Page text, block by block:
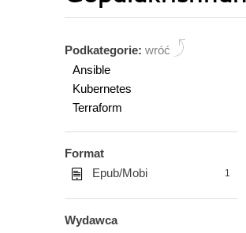
Podkategorie: wróć
Ansible
Kubernetes
Terraform
Format
Epub/Mobi
1
Wydawca